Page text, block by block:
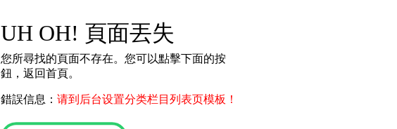
UH OH! 頁面丟失
您所尋找的頁面不存在。您可以點擊下面的按
鈕，返回首頁。
錯誤信息： 请到后台设置分类栏目列表页模板！